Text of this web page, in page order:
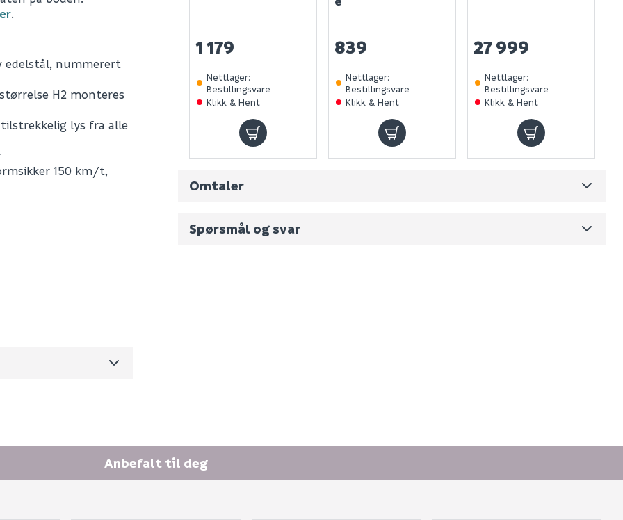
.
edelstål, nummerert
H2 monteres
lys fra alle
150 km/t,
per salgsforpakning)
1 179
Nettlager:
Bestillingsvare
Klikk & Hent
839
Nettlager:
Bestillingsvare
Klikk & Hent
27 999
Nettlager:
Bestillingsvare
Klikk & Hent
Omtaler
Spørsmål og svar
Skjule spørsmålet for andre?
Anbefalt til deg